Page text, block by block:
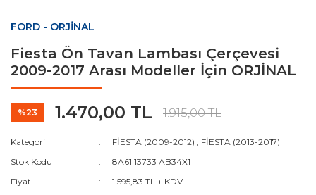
FORD - ORJİNAL
Fiesta Ön Tavan Lambası Çerçevesi
2009-2017 Arası Modeller İçin ORJİNAL
%23 1.470,00 TL 1.915,00 TL
Kategori FİESTA (2009-2012) , FİESTA (2013-2017)
Stok Kodu
8A61 13733 AB34X1
Fiyat
1.595,83 TL + KDV